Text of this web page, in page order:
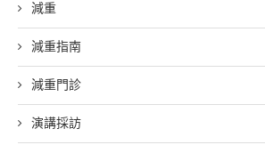
減重
減重指南
減重門診
演講採訪